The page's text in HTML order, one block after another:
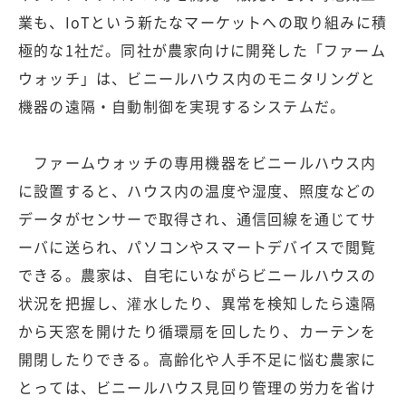
業も、IoTという新たなマーケットへの取り組みに積
極的な1社だ。同社が農家向けに開発した「ファーム
ウォッチ」は、ビニールハウス内のモニタリングと
機器の遠隔・自動制御を実現するシステムだ。
ファームウォッチの専用機器をビニールハウス内
に設置すると、ハウス内の温度や湿度、照度などの
データがセンサーで取得され、通信回線を通じてサ
ーバに送られ、パソコンやスマートデバイスで閲覧
できる。農家は、自宅にいながらビニールハウスの
状況を把握し、灌水したり、異常を検知したら遠隔
から天窓を開けたり循環扇を回したり、カーテンを
開閉したりできる。高齢化や人手不足に悩む農家に
とっては、ビニールハウス見回り管理の労力を省け